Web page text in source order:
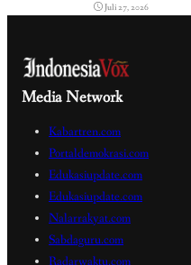
Juli 27, 2026
Media Network
Kabartren.com
Portaldemokrasi.com
Edukasiupdate.com
Edukasiupdate.com
Nalarrakyat.com
Sabdaguru.com
Radarwaktu.com